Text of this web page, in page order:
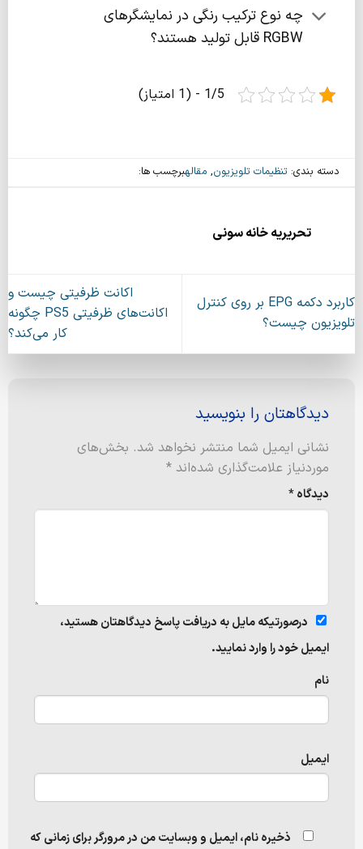
چه نوع ترکیب رنگی در نمایشگرهای
RGBW قابل تولید هستند؟
1/5 - (1 امتیاز)
دسته بندی:تنظیمات تلویزیون, مقالهبرچسب ها:
تحریریه خانه سونی
کاربرد دکمه EPG بر روی کنترل
تلویزیون چیست؟
اکانت ظرفیتی چیست و
اکانت‌های ظرفیتی PS5 چگونه
کار می‌کند؟
دیدگاهتان را بنویسید
نشانی ایمیل شما منتشر نخواهد شد. بخش‌های
موردنیاز علامت‌گذاری شده‌اند *
دیدگاه*
درصورتیکه مایل به دریافت پاسخ دیدگاهتان هستید،
ایمیل خود را وارد نمایید.
نام
ایمیل
ذخیره نام، ایمیل و وبسایت من در مرورگر برای زمانی که